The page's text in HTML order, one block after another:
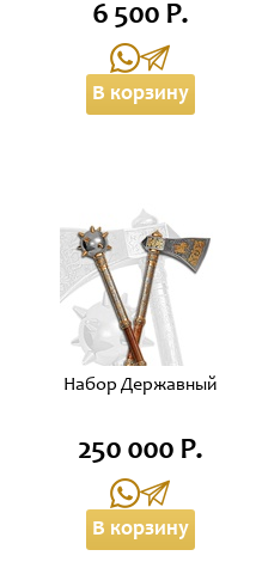
6 500 Р.
В корзину
Набор Державный
250 000 Р.
В корзину